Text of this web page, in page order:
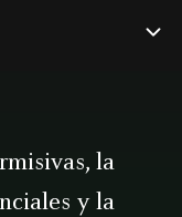
la
y la